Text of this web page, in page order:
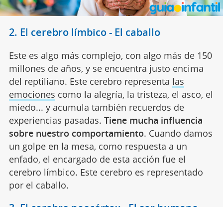
2. El cerebro límbico - El caballo
Este es algo más complejo, con algo más de 150
millones de años, y se encuentra justo encima
del reptiliano. Este cerebro representa las
emociones como la alegría, la tristeza, el asco, el
miedo... y acumula también recuerdos de
experiencias pasadas. Tiene mucha influencia
sobre nuestro comportamiento. Cuando damos
un golpe en la mesa, como respuesta a un
enfado, el encargado de esta acción fue el
cerebro límbico. Este cerebro es representado
por el caballo.